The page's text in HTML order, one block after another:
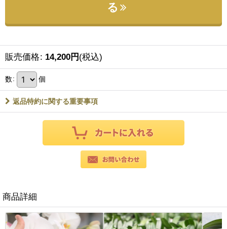
る
販売価格: 14,200円(税込)
数: 個
返品特約に関する重要事項
商品詳細